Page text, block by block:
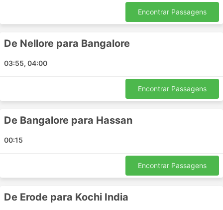
Prathipadu
Mulki
Nizamabad
Palarivattam
Naidupeta
Hosapete
Eroder
Guntur Andhra Pradesh
Encontrar Passagens
De Nellore para Bangalore
03:55, 04:00
Encontrar Passagens
De Bangalore para Hassan
00:15
Encontrar Passagens
De Erode para Kochi India